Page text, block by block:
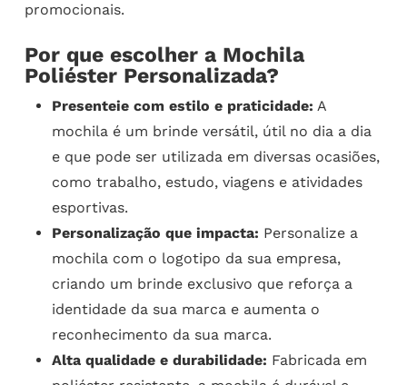
promocionais.
Por que escolher a Mochila
Poliéster Personalizada?
Presenteie com estilo e praticidade: A
mochila é um brinde versátil, útil no dia a dia
e que pode ser utilizada em diversas ocasiões,
como trabalho, estudo, viagens e atividades
esportivas.
Personalização que impacta: Personalize a
mochila com o logotipo da sua empresa,
criando um brinde exclusivo que reforça a
identidade da sua marca e aumenta o
reconhecimento da sua marca.
Alta qualidade e durabilidade: Fabricada em